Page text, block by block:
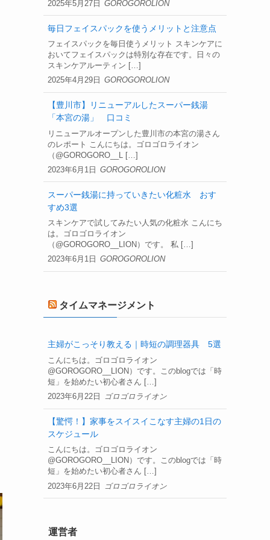
2025年5月27日 GOROGOROLION
毎日フェイスパックを使うメリットと注意点
2025年4月29日
フェイスパックを毎日使うメリット スキンケアに
おいてフェイスパックは特別な存在です。日々の
スキンケアルーティン […]
GOROGOROLION
【豊川市】リニューアルしたスーパー銭湯
「本宮の湯」 口コミ
2023年6月1日
リニューアルオープンした豊川市の本宮の湯さん
のレポート こんにちは。ゴロゴロライオン
（@GOROGORO__L […]
GOROGOROLION
スーパー銭湯に持っていきたい化粧水 おす
すめ3選
2023年6月1日
スキンケアで試してみたい人気の化粧水 こんにち
は。ゴロゴロライオン
（@GOROGORO__LION）です。 私 […]
GOROGOROLION
タイムマネージメント
主婦がこっそり教える｜時短の調理器具 5選
2023年6月22日
こんにちは。ゴロゴロライオン
@GOROGORO__LION）です。このblogでは「時
短」を始めたい初心者さん […]
ゴロゴロライオン
【驚愕！】家事をスイスイこなす主婦の1日の
スケジュール
2023年6月22日
こんにちは。ゴロゴロライオン
@GOROGORO__LION）です。このblogでは「時
短」を始めたい初心者さん […]
ゴロゴロライオン
運営者